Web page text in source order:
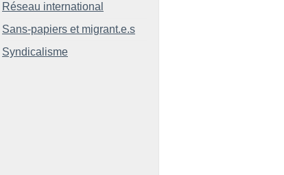
Réseau international
Sans-papiers et migrant.e.s
Syndicalisme